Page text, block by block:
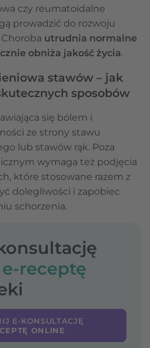
czy reumatoidalne
prowadzić do rozwoju
utrudnia normalne
obniża jakość życia.
stawów – jak
sposobów
się bólem i
ze strony stawu
lub stawów rąk. Poza
wymaga też podjęcia
które stosowane razem z
dolegliwości i zapobiec
schorzenia.
e-receptę
E-KONSULTACJĘ
ONLINE